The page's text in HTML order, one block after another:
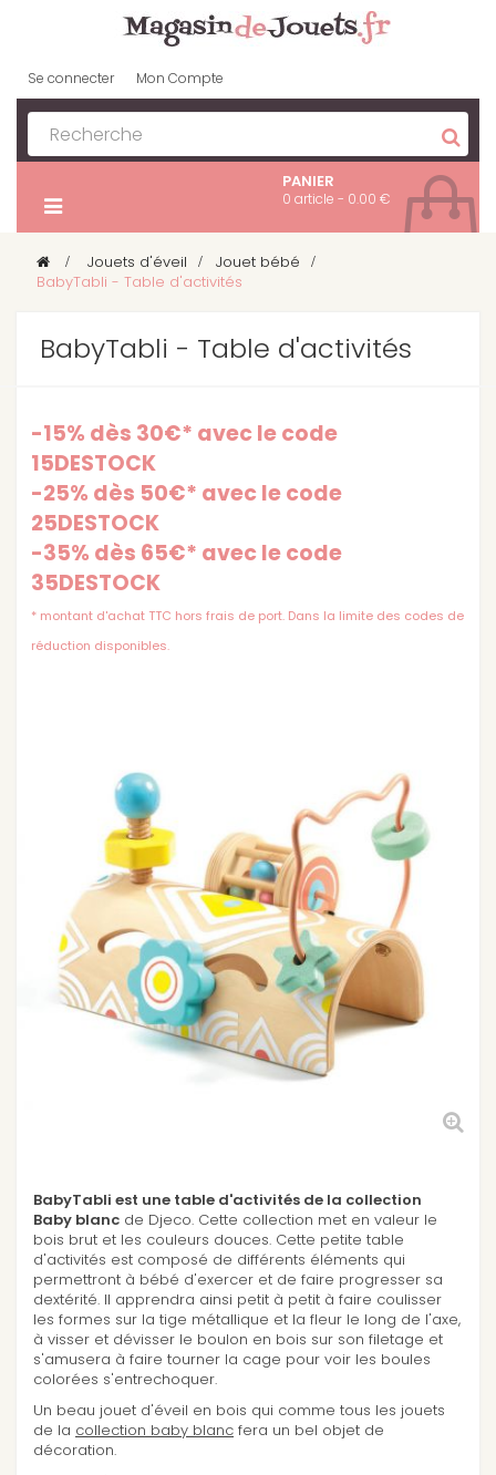
Se connecter Mon Compte
PANIER
0 article - 0.00 €
> Jouets d'éveil > Jouet bébé >
BabyTabli - Table d'activités
BabyTabli - Table d'activités
-15% dès 30€* avec le code
15DESTOCK
-25% dès 50€* avec le code
25DESTOCK
-35% dès 65€* avec le code
35DESTOCK
* montant d'achat TTC hors frais de port. Dans la limite des codes de
réduction disponibles.
BabyTabli est une table d'activités de la collection
Baby blanc de Djeco. Cette collection met en valeur le
bois brut et les couleurs douces. Cette petite table
d'activités est composé de différents éléments qui
permettront à bébé d'exercer et de faire progresser sa
dextérité. Il apprendra ainsi petit à petit à faire coulisser
les formes sur la tige métallique et la fleur le long de l'axe,
à visser et dévisser le boulon en bois sur son filetage et
s'amusera à faire tourner la cage pour voir les boules
colorées s'entrechoquer.
Un beau jouet d'éveil en bois qui comme tous les jouets
de la collection baby blanc fera un bel objet de
décoration.